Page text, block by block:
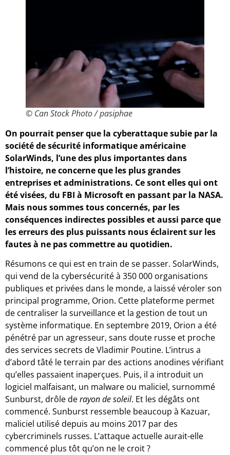
© Can Stock Photo / pasiphae
On pourrait penser que la cyberattaque subie par la
société de sécurité informatique américaine
SolarWinds, l’une des plus importantes dans
l’histoire, ne concerne que les plus grandes
entreprises et administrations. Ce sont elles qui ont
été visées, du FBI à Microsoft en passant par la NASA.
Mais nous sommes tous concernés, par les
conséquences indirectes possibles et aussi parce que
les erreurs des plus puissants nous éclairent sur les
fautes à ne pas commettre au quotidien.
Résumons ce qui est en train de se passer. SolarWinds,
qui vend de la cybersécurité à 350 000 organisations
publiques et privées dans le monde, a laissé véroler son
principal programme, Orion. Cette plateforme permet
de centraliser la surveillance et la gestion de tout un
système informatique. En septembre 2019, Orion a été
pénétré par un agresseur, sans doute russe et proche
des services secrets de Vladimir Poutine. L’intrus a
d’abord tâté le terrain par des actions anodines vérifiant
qu’elles passaient inaperçues. Puis, il a introduit un
logiciel malfaisant, un malware ou maliciel, surnommé
Sunburst, drôle derayon de soleil. Et les dégâts ont
commencé. Sunburst ressemble beaucoup à Kazuar,
maliciel utilisé depuis au moins 2017 par des
cybercriminels russes. L’attaque actuelle aurait-elle
commencé plus tôt qu’on ne le croit ?